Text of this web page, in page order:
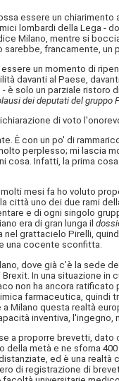
essere un
lombardi della Lega -
Milano, mentre si
francamente,
un momento di
davanti al Paese,
solo un parziale ristoro
dei deputati del gruppo
di voto
È con un po' di
perplesso; mi lascia
cosa. Infatti, la prima
mesi fa ho voluto
città uno dei due rami
e di ogni singolo
era di gran lunga il
grattacielo Pirelli,
una cocente sconfitta.
dove già c'è la sede
In una situazione
non ha ancora ratificato
farmaceutica, quindi
Milano questa realtà
inventiva,
a proporre brevetti,
della metà e ne sforna
ed è una
di registrazione di